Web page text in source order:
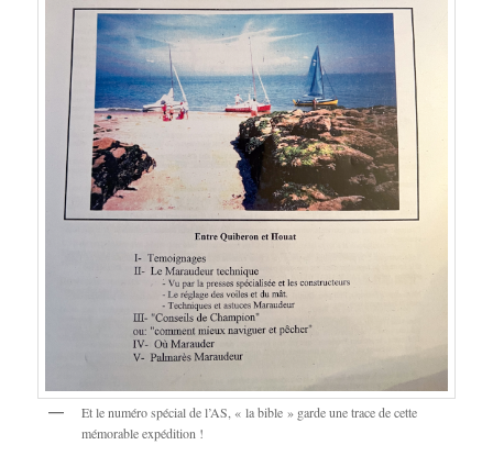
Et le numéro spécial de l’AS, « la bible » garde une trace de cette
mémorable expédition !